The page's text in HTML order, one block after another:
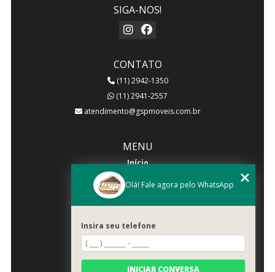
SIGA-NOS!
CONTATO
(11) 2942-1350
(11) 2941-2557
atendimento@gspmoveis.com.br
MENU
Início
Quem somos
Galeria
Categorias
Contato
Olá! Fale agora pelo WhatsApp
Insira seu telefone
INICIAR CONVERSA